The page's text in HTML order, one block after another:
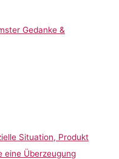
Gedanke &
Situation, Produkt
eine Überzeugung